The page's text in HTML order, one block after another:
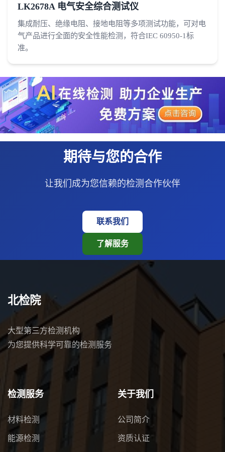
LK2678A 电气安全综合测试仪
集成耐压、绝缘电阻、接地电阻等多项测试功能，可对电
气产品进行全面的安全性能检测，符合IEC 60950-1标
准。
期待与您的合作
让我们成为您信赖的检测合作伙伴
联系我们
了解服务
北检院
大型第三方检测机构
为您提供科学可靠的检测服务
检测服务
材料检测
能源检测
关于我们
公司简介
资质认证